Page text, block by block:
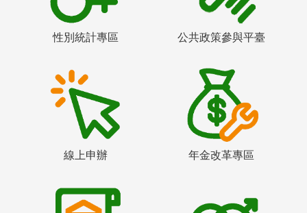
性別統計專區 公共政策參與平臺
線上申辦 年金改革專區